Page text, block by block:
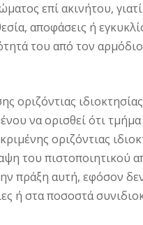
επί ακινήτου,
αποφάσεις ή
του από τον
οριζόντιας
να ορισθεί ότι
οριζόντιας
του πιστοποιητικού
πράξη αυτή, εφόσον
ή στα ποσοστά